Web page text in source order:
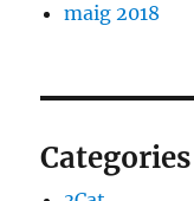
maig 2018
Categories